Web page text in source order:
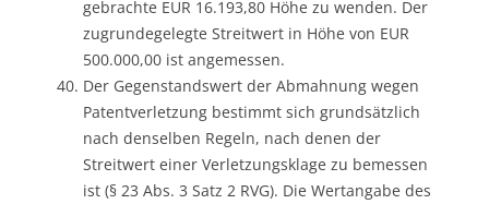
gebrachte EUR 16.193,80 Höhe zu wenden. Der
zugrundegelegte Streitwert in Höhe von EUR
500.000,00 ist angemessen.
Der Gegenstandswert der Abmahnung wegen
Patentverletzung bestimmt sich grundsätzlich
nach denselben Regeln, nach denen der
Streitwert einer Verletzungsklage zu bemessen
ist (§ 23 Abs. 3 Satz 2 RVG). Die Wertangabe des